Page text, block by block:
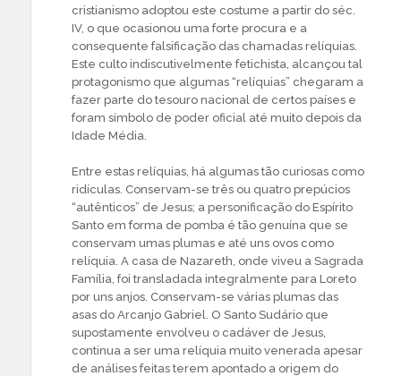
cristianismo adoptou este costume a partir do séc.
IV, o que ocasionou uma forte procura e a
consequente falsificação das chamadas relíquias.
Este culto indiscutivelmente fetichista, alcançou tal
protagonismo que algumas “relíquias” chegaram a
fazer parte do tesouro nacional de certos países e
foram símbolo de poder oficial até muito depois da
Idade Média.
Entre estas relíquias, há algumas tão curiosas como
ridículas. Conservam-se três ou quatro prepúcios
“autênticos” de Jesus; a personificação do Espírito
Santo em forma de pomba é tão genuína que se
conservam umas plumas e até uns ovos como
relíquia. A casa de Nazareth, onde viveu a Sagrada
Família, foi transladada integralmente para Loreto
por uns anjos. Conservam-se várias plumas das
asas do Arcanjo Gabriel. O Santo Sudário que
supostamente envolveu o cadáver de Jesus,
continua a ser uma relíquia muito venerada apesar
de análises feitas terem apontado a origem do